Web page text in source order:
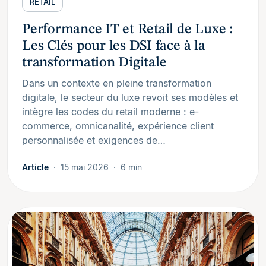
Performance IT et Retail de Luxe :
Les Clés pour les DSI face à la
transformation Digitale
Dans un contexte en pleine transformation
digitale, le secteur du luxe revoit ses modèles et
intègre les codes du retail moderne : e-
commerce, omnicanalité, expérience client
personnalisée et exigences de…
Article 15 mai 2026 6 min